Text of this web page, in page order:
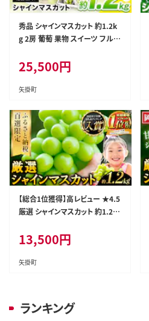
秀品 シャインマスカット 約1.2k
g 2房 葡萄 果物 スイーツ フル
月上旬-11月上旬頃出荷》---ofn
_cssm_ad911_26_24000_2---
25,500円
矢掛町
【総合1位獲得】高レビュー ★4.5
厳選 シャインマスカット 約1.2k
に出荷予定(土日祝除く)》 シャイ
ンマスカット ぶどう シャインマス
カット ブドウ フルーツ 大粒 ラン
マスカット 訳あり シャインマスカ
ット シャインマスカット シャイン
13,500円
矢掛町
ランキング